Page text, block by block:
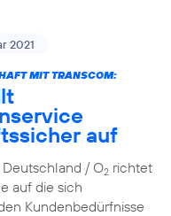
2021
MIT TRANSCOM:
auf
/ O2richtet
auf die sich
Kundenbedürfnisse